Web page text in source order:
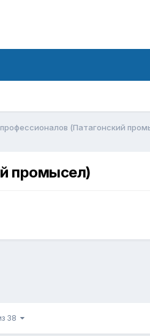
(Патагонский
промысел)
38